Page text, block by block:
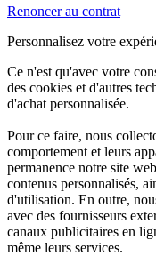
Renoncer au contrat
Personnalisez votre
Ce n'est qu'avec votre
des cookies et d'autres
d'achat personnalisée.
Pour ce faire, nous
comportement et leurs
permanence notre site
contenus personnalisés,
d'utilisation. En outre,
avec des fournisseurs
canaux publicitaires en
même leurs services.